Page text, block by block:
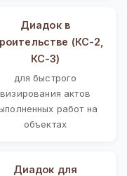
Диадок в
(КС-2,
КС-3)
для быстрого
визирования актов
работ на
объектах
Диадок для